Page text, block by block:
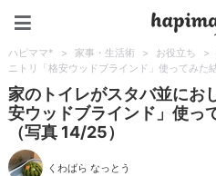
ハピママ* > 家事・生活術 > お役立ち >
ニトリ「格安ウッドブラインド」使ってみた
家のトイレがスタバ並にお
安ウッドブラインド」使っ
（写真 14/25）
くわばら なっとう